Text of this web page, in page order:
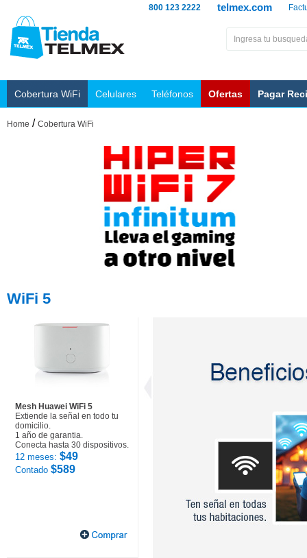
telmex.com
800 123 2222
Cobertura WiFi Celulares Teléfonos Ofertas Pagar
Home / Cobertura WiFi
WiFi 5
Mesh Huawei WiFi 5
Extiende la señal en todo tu
domicilio.
1 año de garantia.
Conecta hasta 30 dispositivos.
12 meses: $49
Contado $589